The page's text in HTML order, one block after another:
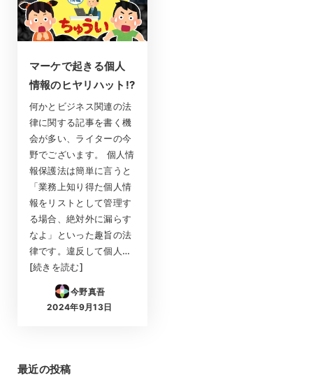
マーケで起きる個人
情報のヒヤリハット!?
何かとビジネス関連の法
律に関する記事を書く機
会が多い、ライターの今
野でございます。 個人情
報保護法は簡単に言うと
「業務上知り得た個人情
報をリストとして管理す
る場合、絶対外に漏らす
なよ」といった趣旨の法
律です。違反して個人…
[続きを読む]
今野真吾
投稿日
2024年9月13日
最近の投稿